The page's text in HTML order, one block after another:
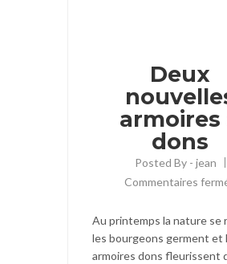
Deux
armoires
dons
Posted By - jean
Commentaires
Au printemps la nature se
les bourgeons germent et
armoires dons fleurissent